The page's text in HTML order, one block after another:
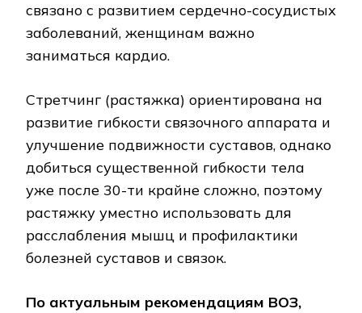
связано с развитием сердечно-сосудистых
заболеваний, женщинам важно
заниматься кардио.
Стретчинг (растяжка) ориентирована на
развитие гибкости связочного аппарата и
улучшение подвижности суставов, однако
добиться существенной гибкости тела
уже после 30-ти крайне сложно, поэтому
растяжку уместно использовать для
расслабления мышц и профилактики
болезней суставов и связок.
По актуальным рекомендациям ВОЗ,